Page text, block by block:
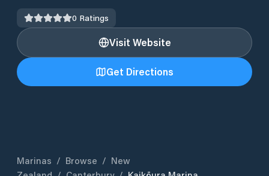
0 Ratings
Visit Website
Get Directions
Marinas / Browse / New